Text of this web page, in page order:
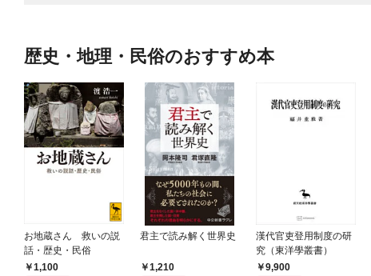
歴史・地理・民俗のおすすめ本
お地蔵さん 救いの説
話・歴史・民俗
1,100
君主で読み解く世界史
1,210
漢代官吏登用制度の研
究（東洋學叢書）
9,900